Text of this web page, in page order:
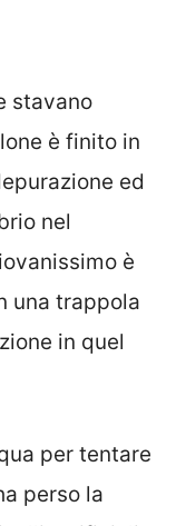
stavano
è finito in
ed
nel
è
una trappola
in quel
per tentare
perso la